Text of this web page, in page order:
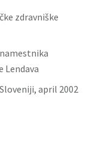
zdravniške
Lendava
april 2002